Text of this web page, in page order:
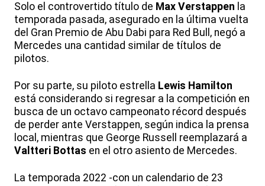
Solo el controvertido título de Max Verstappen la
temporada pasada, asegurado en la última vuelta
del Gran Premio de Abu Dabi para Red Bull, negó a
Mercedes una cantidad similar de títulos de
pilotos.
Por su parte, su piloto estrella Lewis Hamilton
está considerando si regresar a la competición en
busca de un octavo campeonato récord después
de perder ante Verstappen, según indica la prensa
local, mientras que George Russell reemplazará a
Valtteri Bottas en el otro asiento de Mercedes.
La temporada 2022 -con un calendario de 23